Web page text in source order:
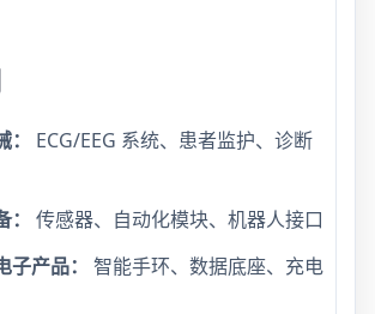
ECG/EEG 系统、患者监护、诊断
传感器、自动化模块、机器人接口
子产品：
智能手环、数据底座、充电